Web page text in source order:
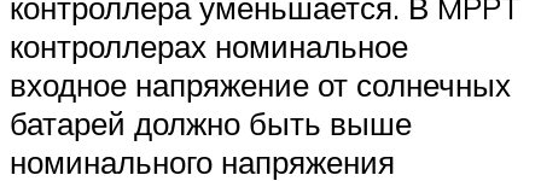
контроллерах номинальное
входное напряжение от солнечных
батарей должно быть выше
номинального напряжения